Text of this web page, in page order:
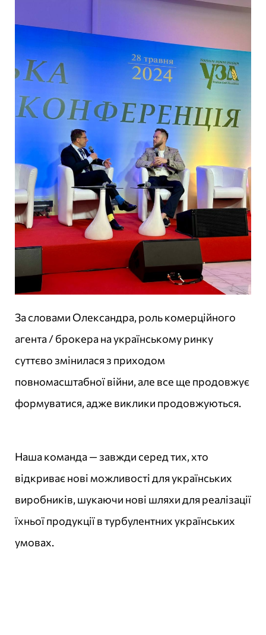
За словами Олександра, роль комерційного
агента / брокера на українському ринку
суттєво змінилася з приходом
повномасштабної війни, але все ще продовжує
формуватися, адже виклики продовжуються.
Наша команда — завжди серед тих, хто
відкриває нові можливості для українських
виробників, шукаючи нові шляхи для реалізації
їхньої продукції в турбулентних українських
умовах.